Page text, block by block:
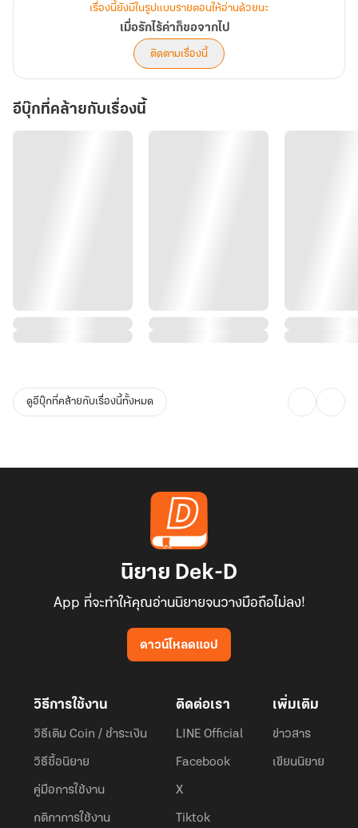
เรื่องนี้ยังมีในรูปแบบรายตอนให้อ่านด้วยนะ
เมื่อรักไร้ค่าก็ขอจากไป
ติดตามเรื่องนี้
อีบุ๊กที่คล้ายกับเรื่องนี้
ดูอีบุ๊กที่คล้ายกับเรื่องนี้ทั้งหมด
นิยาย Dek-D
App ที่จะทำให้คุณอ่านนิยายจนวางมือถือไม่ลง!
ดาวน์โหลดแอป
วิธีการใช้งาน
วิธีเติม Coin / ชำระเงิน
วิธีซื้อนิยาย
คู่มือการใช้งาน
กติกาการใช้งาน
ติดต่อเรา
LINE Official
Facebook
X
Tiktok
เพิ่มเติม
ข่าวสาร
เขียนนิยาย